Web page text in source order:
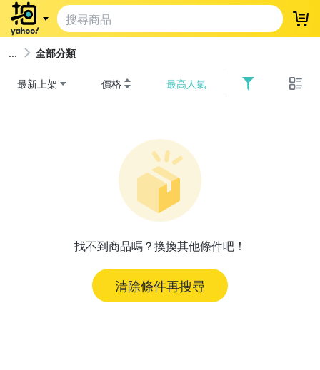
登
全部分類
最新上架 價格 最高人氣
找不到商品嗎？換換其他條件吧！
清除條件再搜尋